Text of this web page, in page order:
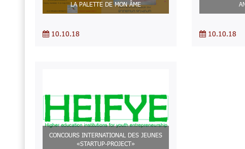
LA PALETTE DE MON ÂME
10.10.18 10.10.18
CONCOURS INTERNATIONAL DES JEUNES
«STARTUP-PROJECT»